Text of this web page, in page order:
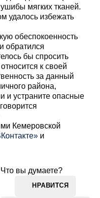
мягких тканей.
удалось избежать
обеспокоенность
обратился
бы спросить
к своей
за данный
района,
и устраните опасные
Кемеровской
и
Что вы думаете?
НРАВИТСЯ